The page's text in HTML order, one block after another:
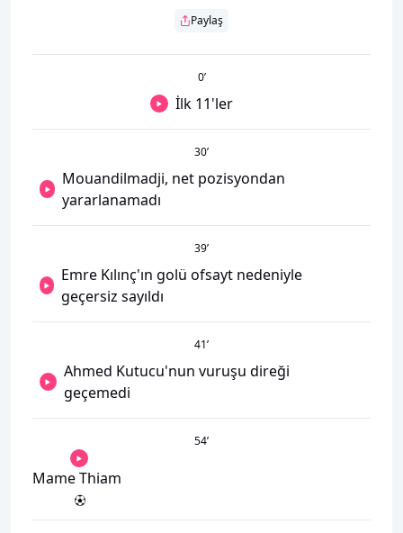
Paylaş
0’
İlk 11'ler
30’
Mouandilmadji, net pozisyondan
yararlanamadı
39’
Emre Kılınç'ın golü ofsayt nedeniyle
geçersiz sayıldı
41’
Ahmed Kutucu'nun vuruşu direği
geçemedi
54’
Mame Thiam